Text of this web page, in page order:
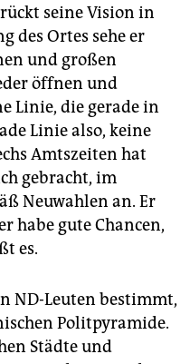
seine Vision in
des Ortes sehe er
und großen
öffnen und
Linie, die gerade in
Linie also, keine
Amtszeiten hat
gebracht, im
Neuwahlen an. Er
habe gute Chancen,
es.
ND-Leuten bestimmt,
Politpyramide.
Städte und